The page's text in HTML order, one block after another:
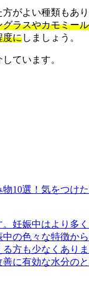
がよい種類もあり
ラスやカモミール
度にしましょう。
ています。
10選！気をつけた
妊娠中はより多く
の色々な特徴から
方も少なくありま
に有効な水分のと